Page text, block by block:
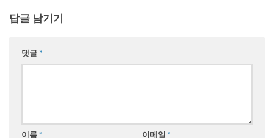
답글 남기기
댓글 *
이름 * 이메일 *